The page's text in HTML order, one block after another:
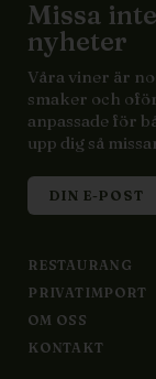
Missa
nyheter
Våra viner är
smaker och
anpassade för
upp dig så
RESTAURANG
PRIVATIMPORT
OM OSS
KONTAKT